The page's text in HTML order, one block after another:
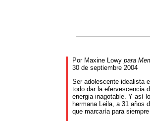
Por Maxine Lowy para
30 de septiembre 2004
Ser adolescente idealista
todo dar la efervescencia
energia inagotable. Y así
hermana Leila, a 31 años
que marcaría para